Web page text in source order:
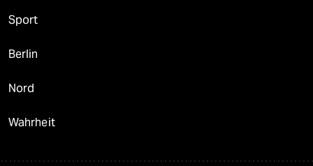
Sport
Berlin
Nord
Wahrheit